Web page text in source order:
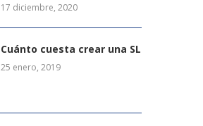
17 diciembre, 2020
Cuánto cuesta crear una SL
25 enero, 2019